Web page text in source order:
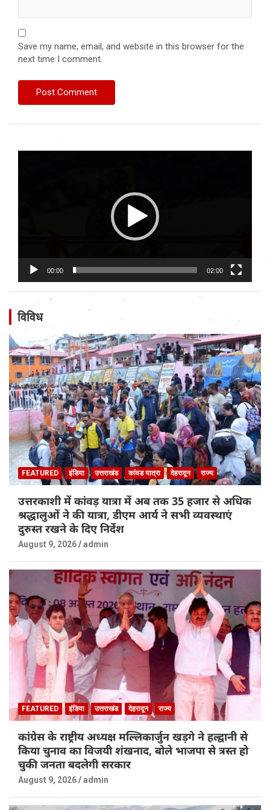
Save my name, email, and website in this browser for the
next time I comment.
00:00 02:00
विविध
FEATURED इंडिया उत्तराखंड कांवड यात्रा देहरादून राज्य
उत्तरकाशी में कांवड़ यात्रा में अब तक 35 हजार से अधिक
श्रद्धालुओं ने की यात्रा, डीएम आर्य ने सभी व्यवस्थाएं
दुरुस्त रखने के दिए निर्देश
August 9, 2026 admin
FEATURED इंडिया उत्तराखंड देहरादून राज्य
कांग्रेस के राष्ट्रीय अध्यक्ष मल्लिकार्जुन खड़गे ने हल्द्वानी से
किया चुनाव का विजयी शंखनाद, बोले भाजपा से त्रस्त हो
चुकी जनता बदलेगी सरकार
August 9, 2026 admin